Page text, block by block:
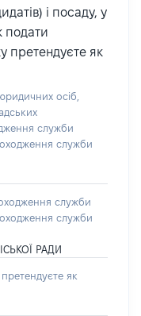
і посаду, у
подати
претендуєте як
осіб,
служби
служби
служби
служби
РАДИ
як